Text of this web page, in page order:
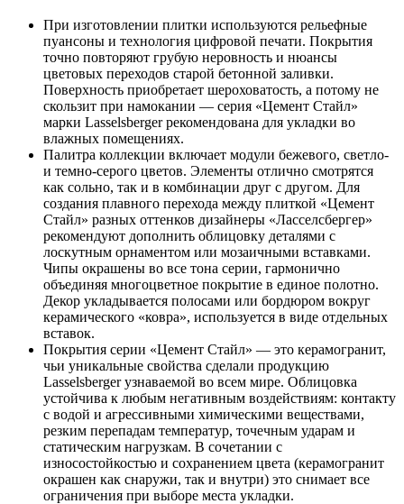
При изготовлении плитки используются рельефные
пуансоны и технология цифровой печати. Покрытия
точно повторяют грубую неровность и нюансы
цветовых переходов старой бетонной заливки.
Поверхность приобретает шероховатость, а потому не
скользит при намокании — серия «Цемент Стайл»
марки Lasselsberger рекомендована для укладки во
влажных помещениях.
Палитра коллекции включает модули бежевого, светло-
и темно-серого цветов. Элементы отлично смотрятся
как сольно, так и в комбинации друг с другом. Для
создания плавного перехода между плиткой «Цемент
Стайл» разных оттенков дизайнеры «Ласселсбергер»
рекомендуют дополнить облицовку деталями с
лоскутным орнаментом или мозаичными вставками.
Чипы окрашены во все тона серии, гармонично
объединяя многоцветное покрытие в единое полотно.
Декор укладывается полосами или бордюром вокруг
керамического «ковра», используется в виде отдельных
вставок.
Покрытия серии «Цемент Стайл» — это керамогранит,
чьи уникальные свойства сделали продукцию
Lasselsberger узнаваемой во всем мире. Облицовка
устойчива к любым негативным воздействиям: контакту
с водой и агрессивными химическими веществами,
резким перепадам температур, точечным ударам и
статическим нагрузкам. В сочетании с
износостойкостью и сохранением цвета (керамогранит
окрашен как снаружи, так и внутри) это снимает все
ограничения при выборе места укладки.